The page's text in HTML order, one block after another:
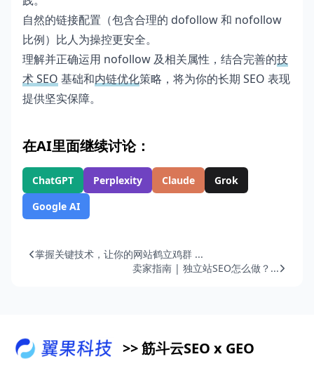
自然的链接配置（包含合理的 dofollow 和 nofollow
比例）比人为操控更安全。
理解并正确运用 nofollow 及相关属性，结合完善的技
术 SEO 基础和内链优化策略，将为你的长期 SEO 表现
提供坚实保障。
在AI里面继续讨论：
ChatGPT Perplexity Claude
Grok
Google AI
掌握关键技术，让你的网站鹤立鸡群 ...
卖家指南 | 独立站SEO怎么做？...
>> 筋斗云SEO x GEO